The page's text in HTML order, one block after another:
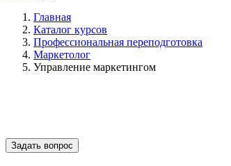
Главная
Каталог курсов
Профессиональная переподготовка
Маркетолог
Управление маркетингом
Задать вопрос